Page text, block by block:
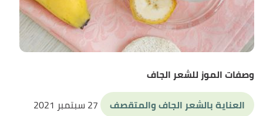
وصفات الموز للشعر الجاف
العناية بالشعر الجاف والمتقصف
27 سبتمبر 2021